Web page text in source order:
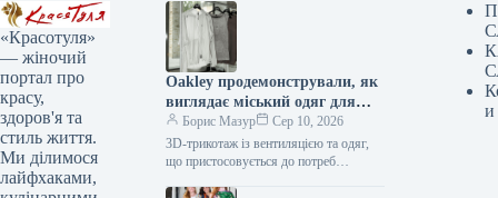
«Красотуля»
— жіночий
портал про
красу,
здоров'я та
стиль життя.
Ми ділимося
лайфхаками,
Oakley продемонстрували, як
виглядає міський одяг для
змінної погоди
Борис Мазур
Сер 10, 2026
3D-трикотаж із вентиляцією та одяг,
що пристосовується до потреб
и